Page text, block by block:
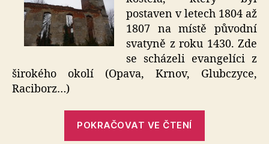
kostela
–
Rozumice
postaven v letech 1804 až
1807 na místě původní
svatyně z roku 1430. Zde
se scházeli evangelíci z
širokého okolí (Opava, Krnov, Glubczyce,
Raciborz…)
POKRAČOVAT VE ČTENÍ